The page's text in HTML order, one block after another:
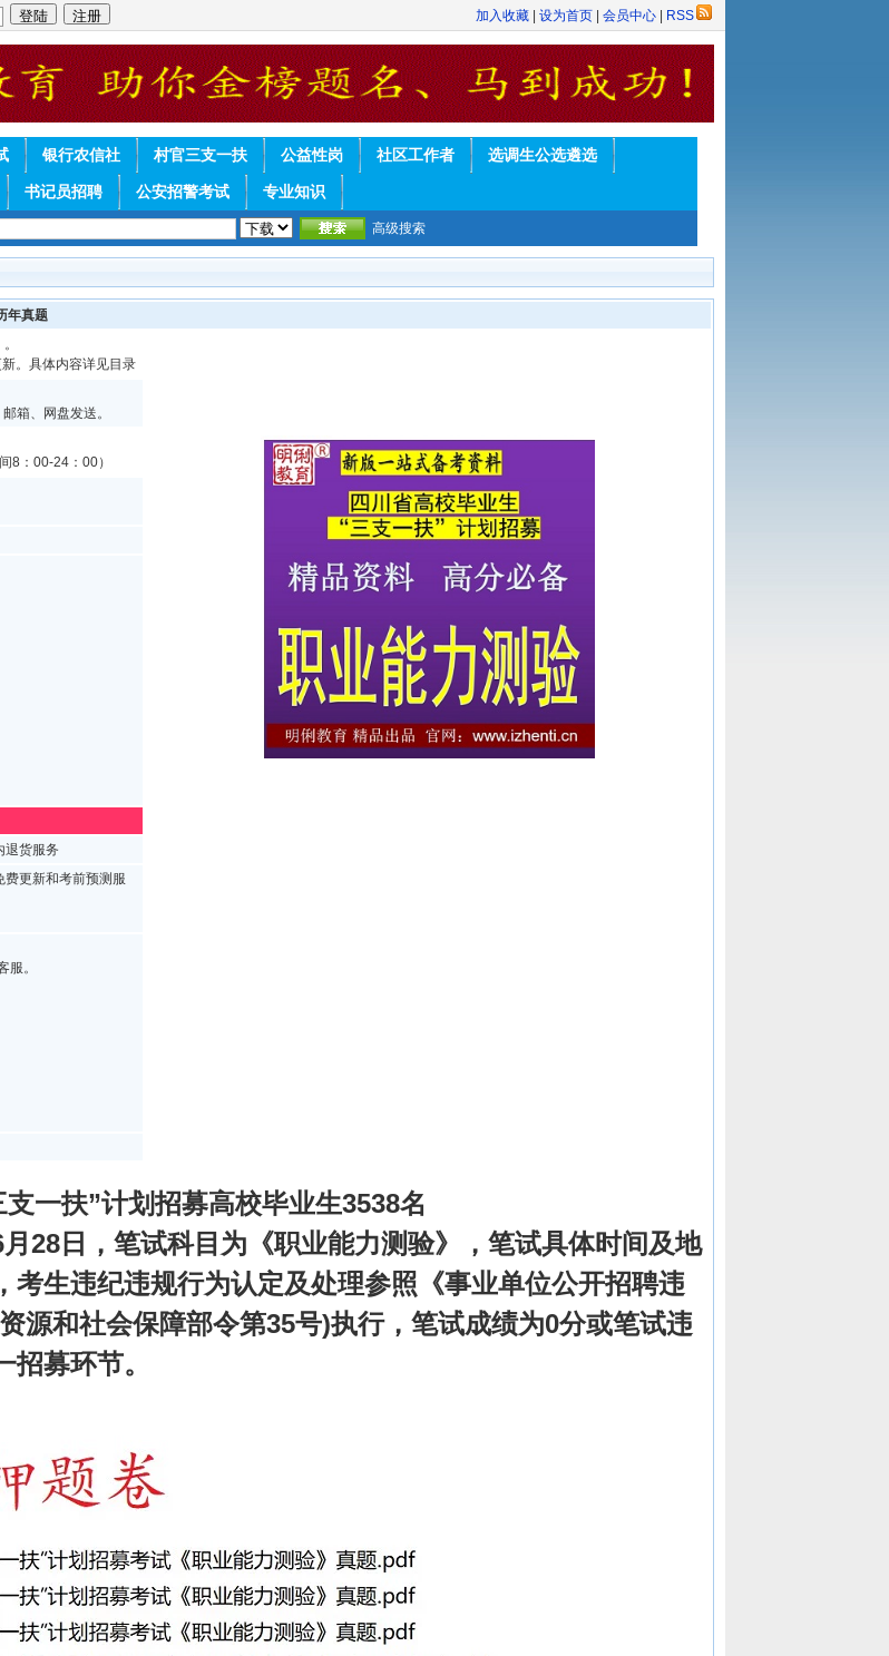
加入收藏 设为首页 会员中心 RSS
银行农信社 村官三支一扶 公益性岗 社区工作者 选调生公选遴选
书记员招聘 公安招警考试 专业知识
高级搜索
年真题
。具体内容详见目录
箱、网盘发送。
8：00-24：00）
退货服务
费更新和考前预测服
服。
一扶”计划招募高校毕业生3538名
28日，笔试科目为《职业能力测验》，笔试具体时间及地
考生违纪违规行为认定及处理参照《事业单位公开招聘违
源和社会保障部令第35号)执行，笔试成绩为0分或笔试违
募环节。